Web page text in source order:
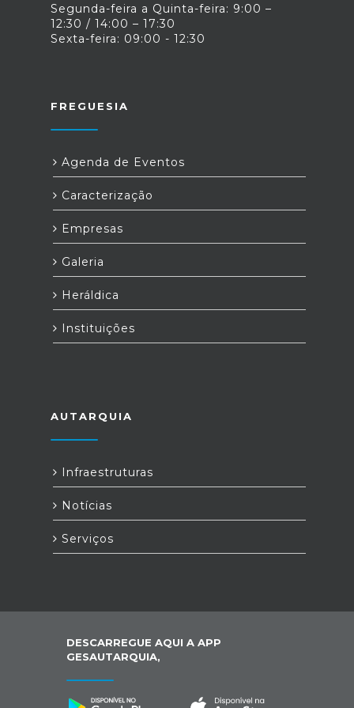
Segunda-feira a Quinta-feira: 9:00 –
12:30 / 14:00 – 17:30
Sexta-feira: 09:00 - 12:30
FREGUESIA
Agenda de Eventos
Caracterização
Empresas
Galeria
Heráldica
Instituições
AUTARQUIA
Infraestruturas
Notícias
Serviços
DESCARREGUE AQUI A APP
GESAUTARQUIA,